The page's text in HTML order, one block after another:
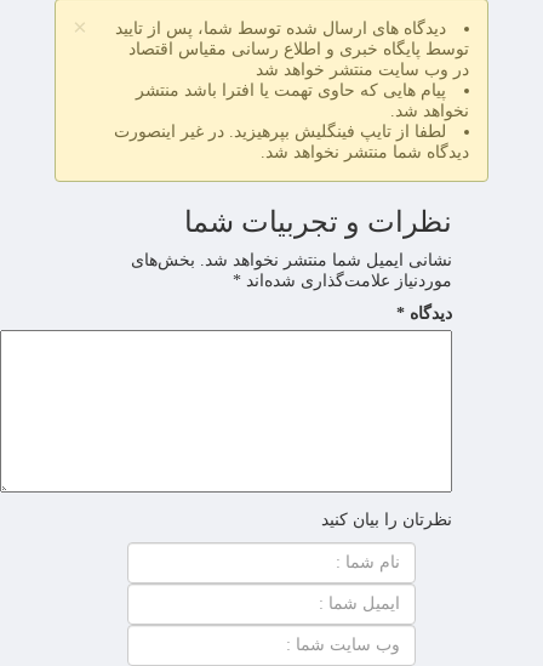
×
دیدگاه های ارسال شده توسط شما، پس از تایید
توسط پایگاه خبری و اطلاع رسانی مقیاس اقتصاد
در وب سایت منتشر خواهد شد
پیام هایی که حاوی تهمت یا افترا باشد منتشر
نخواهد شد.
لطفا از تایپ فینگلیش بپرهیزید. در غیر اینصورت
دیدگاه شما منتشر نخواهد شد.
نظرات و تجربیات شما
نشانی ایمیل شما منتشر نخواهد شد. بخش‌های
موردنیاز علامت‌گذاری شده‌اند *
دیدگاه *
نظرتان را بیان کنید